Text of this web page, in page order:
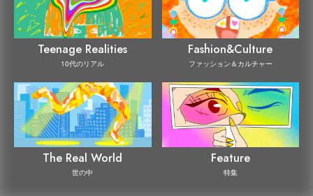
Teenage Realities
10代のリアル
Fashion&Culture
ファッション＆カルチャー
The Real World
世の中
Feature
特集